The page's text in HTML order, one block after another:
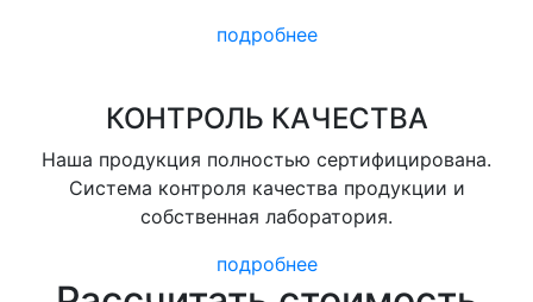
подробнее
КОНТРОЛЬ КАЧЕСТВА
Наша продукция полностью сертифицирована.
Система контроля качества продукции и
собственная лаборатория.
подробнее